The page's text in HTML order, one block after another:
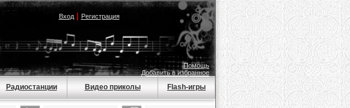
Вход| Регистрация
Помощь
Добавить в избранное
Радиостанции Видео приколы Flash-игры